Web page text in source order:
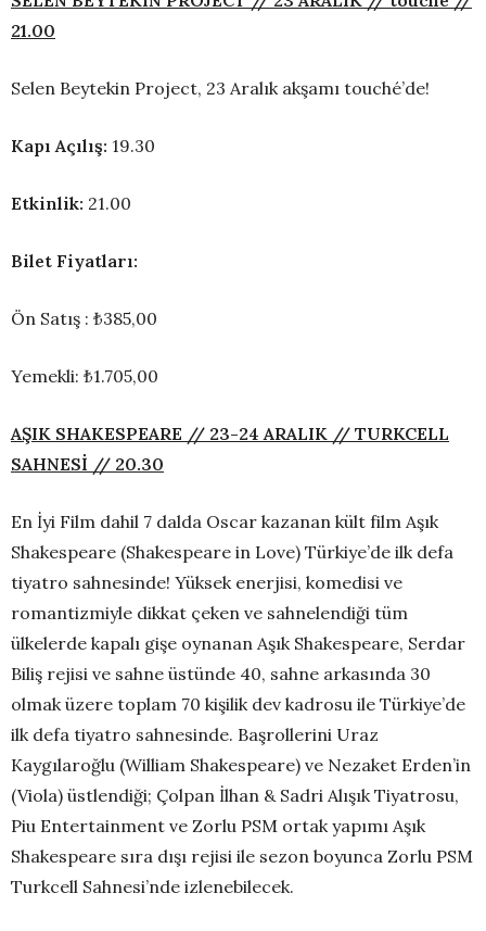
21.00
Selen Beytekin Project, 23 Aralık akşamı touché’de!
Kapı Açılış: 19.30
Etkinlik: 21.00
Bilet Fiyatları:
Ön Satış : ₺385,00
Yemekli: ₺1.705,00
AŞIK SHAKESPEARE // 23-24 ARALIK // TURKCELL
SAHNESİ // 20.30
En İyi Film dahil 7 dalda Oscar kazanan kült film Aşık
Shakespeare (Shakespeare in Love) Türkiye’de ilk defa
tiyatro sahnesinde! Yüksek enerjisi, komedisi ve
romantizmiyle dikkat çeken ve sahnelendiği tüm
ülkelerde kapalı gişe oynanan Aşık Shakespeare, Serdar
Biliş rejisi ve sahne üstünde 40, sahne arkasında 30
olmak üzere toplam 70 kişilik dev kadrosu ile Türkiye’de
ilk defa tiyatro sahnesinde. Başrollerini Uraz
Kaygılaroğlu (William Shakespeare) ve Nezaket Erden’in
(Viola) üstlendiği; Çolpan İlhan & Sadri Alışık Tiyatrosu,
Piu Entertainment ve Zorlu PSM ortak yapımı Aşık
Shakespeare sıra dışı rejisi ile sezon boyunca Zorlu PSM
Turkcell Sahnesi’nde izlenebilecek.